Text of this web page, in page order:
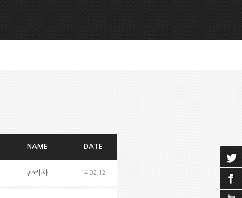
NAME DATE
관리자 14.02.12